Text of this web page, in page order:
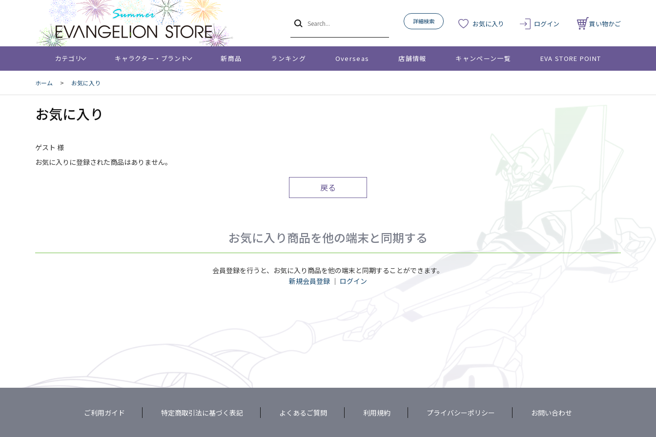
詳細検索 お気に入り ログイン 買い物かご
カテゴリ キャラクター・ブランド 新商品 ランキング Overseas 店舗情報 キャンペーン一覧 EVA STORE POINT
ホーム > お気に入り
お気に入り
ゲスト 様
お気に入りに登録された商品はありません。
戻る
お気に入り商品を他の端末と同期する
会員登録を行うと、お気に入り商品を他の端末と同期することができます。
新規会員登録 ｜ ログイン
ご利用ガイド 特定商取引法に基づく表記 よくあるご質問 利用規約 プライバシーポリシー お問い合わせ